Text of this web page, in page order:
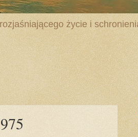
życie i